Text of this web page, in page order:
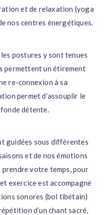
et de relaxation (yoga
nos centres énergétiques.
postures y sont tenues
permettent un étirement
re-connexion à sa
permet d’assouplir le
détente.
guidées sous différentes
et de nos émotions
votre temps, pour
exercice est accompagné
sonores (bol tibétain)
d’un chant sacré,